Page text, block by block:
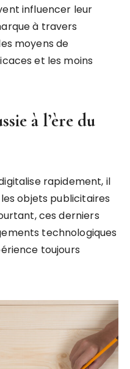
influencer leur
à travers
moyens de
et les moins
à l’ère du
rapidement, il
objets publicitaires
ces derniers
technologiques
toujours